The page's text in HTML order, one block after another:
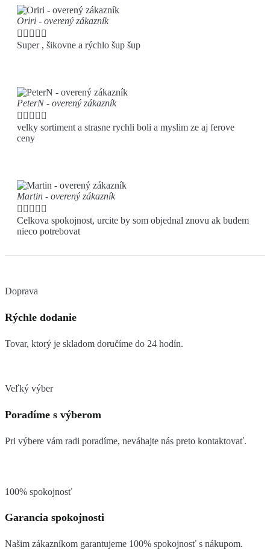
Oriri - overený zákazník
    
Super , šikovne a rýchlo šup šup
PeterN - overený zákazník
    
velky sortiment a strasne rychli boli a myslim ze aj ferove
ceny
Martin - overený zákazník
    
Celkova spokojnost, urcite by som objednal znovu ak budem
nieco potrebovat
Doprava
Rýchle dodanie
Tovar, ktorý je skladom doručíme do 24 hodín.
Veľký výber
Poradíme s výberom
Pri výbere vám radi poradíme, neváhajte nás preto kontaktovať.
100% spokojnosť
Garancia spokojnosti
Našim zákazníkom garantujeme 100% spokojnosť s nákupom.